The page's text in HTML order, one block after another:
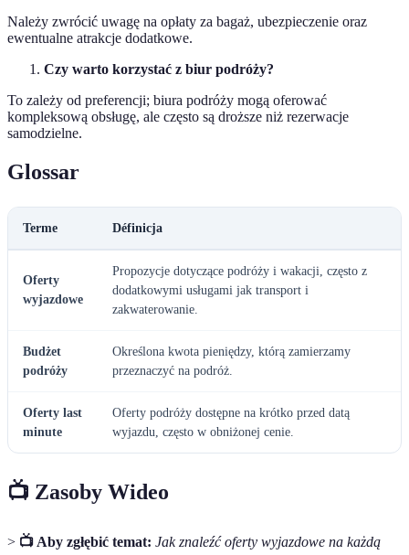
Należy zwrócić uwagę na opłaty za bagaż, ubezpieczenie oraz
ewentualne atrakcje dodatkowe.
Czy warto korzystać z biur podróży?
To zależy od preferencji; biura podróży mogą oferować
kompleksową obsługę, ale często są droższe niż rezerwacje
samodzielne.
Glossar
Terme Définicja
Oferty
wyjazdowe
Propozycje dotyczące podróży i wakacji, często z
dodatkowymi usługami jak transport i
zakwaterowanie.
Budżet
podróży
Określona kwota pieniędzy, którą zamierzamy
przeznaczyć na podróż.
Oferty last
minute
Oferty podróży dostępne na krótko przed datą
wyjazdu, często w obniżonej cenie.
📺 Zasoby Wideo
> 📺 Aby zgłębić temat: Jak znaleźć oferty wyjazdowe na każdą